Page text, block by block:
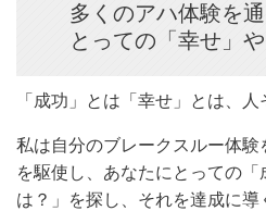
多くのアハ体験を
とっての「幸せ」
「成功」とは「幸せ」とは、人
私は自分のブレークスルー体
を駆使し、あなたにとっての「
は？」を探し、それを達成に導